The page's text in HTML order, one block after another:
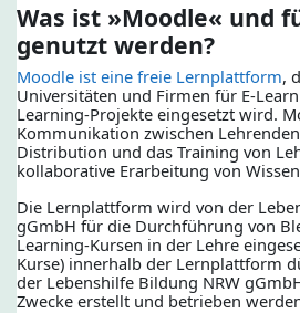
Was ist »Moodle« und
genutzt werden?
Moodle ist eine freie Lernplattform,
Universitäten und Firmen für E-
Learning-Projekte eingesetzt wird.
Kommunikation zwischen
Distribution und das Training von
kollaborative Erarbeitung von
Die Lernplattform wird von der
gGmbH für die Durchführung von
Learning-Kursen in der Lehre
Kurse) innerhalb der Lernplattform
der Lebenshilfe Bildung NRW
Zwecke erstellt und betrieben